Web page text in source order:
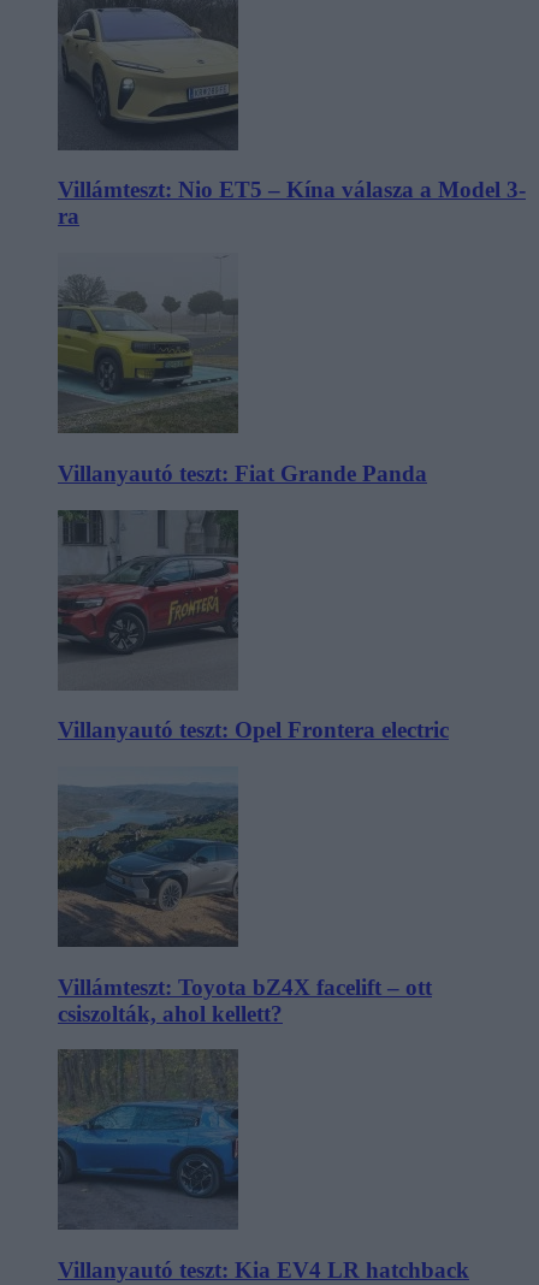
Villámteszt: Nio ET5 – Kína válasza a Model 3-
ra
Villanyautó teszt: Fiat Grande Panda
Villanyautó teszt: Opel Frontera electric
Villámteszt: Toyota bZ4X facelift – ott
csiszolták, ahol kellett?
Villanyautó teszt: Kia EV4 LR hatchback